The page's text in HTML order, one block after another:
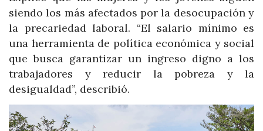
siendo los más afectados por la desocupación y
la precariedad laboral. “El salario mínimo es
una herramienta de política económica y social
que busca garantizar un ingreso digno a los
trabajadores y reducir la pobreza y la
desigualdad”, describió.